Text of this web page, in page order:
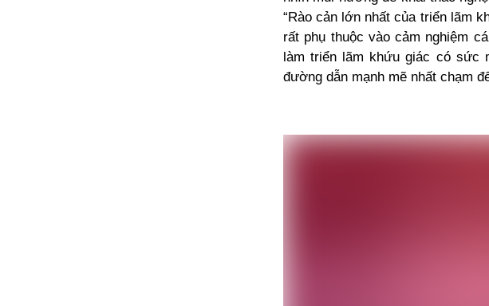
“Rào cản lớn nhất của triển lãm
rất phụ thuộc vào cảm nghiệm
làm triển lãm khứu giác có sức
đường dẫn mạnh mẽ nhất chạm